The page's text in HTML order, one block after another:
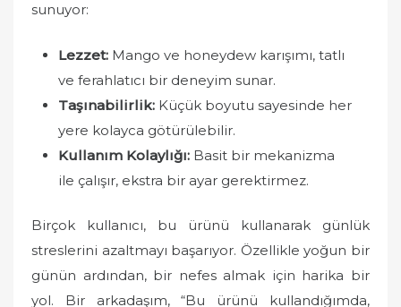
sunuyor:
Lezzet: Mango ve honeydew karışımı, tatlı
ve ferahlatıcı bir deneyim sunar.
Taşınabilirlik: Küçük boyutu sayesinde her
yere kolayca götürülebilir.
Kullanım Kolaylığı: Basit bir mekanizma
ile çalışır, ekstra bir ayar gerektirmez.
Birçok kullanıcı, bu ürünü kullanarak günlük
streslerini azaltmayı başarıyor. Özellikle yoğun bir
günün ardından, bir nefes almak için harika bir
yol. Bir arkadaşım, “Bu ürünü kullandığımda,